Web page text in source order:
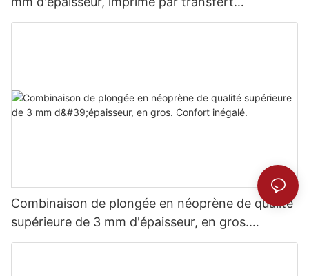
thermique.
Combinaison de plongée en néoprène de qualité
supérieure de 3 mm d'épaisseur, en gros.
Confort inégalé.